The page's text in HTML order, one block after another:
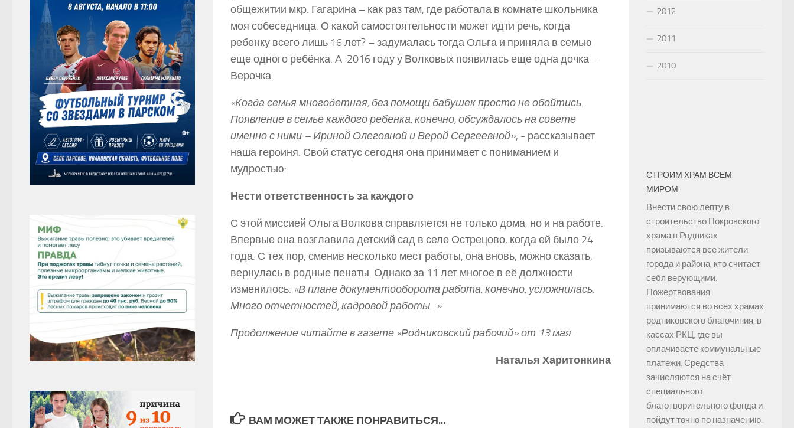
общежитии мкр. Гагарина – как раз там, где работала в комнате школьника
моя собеседница. О какой самостоятельности может идти речь, когда
ребенку всего лишь 16 лет? – задумалась тогда Ольга и приняла в семью
еще одного ребёнка. А 2016 году у Волковых появилась еще одна дочка –
Верочка.
«Когда семья многодетная, без помощи бабушек просто не обойтись.
Появление в семье каждого ребенка, конечно, обсуждалось на совете
именно с ними – Ириной Олеговной и Верой Сергеевной», ­- рассказывает
наша героиня. Свой статус сегодня она принимает с пониманием и
мудростью:
Нести ответственностьза каждого
С этой миссией Ольга Волкова справляется не только дома, но и на работе.
Впервые она возглавила детский сад в селе Острецово, когда ей было 24
года. С тех пор, сменив несколько мест работы, она вновь, можно сказать,
вернулась в родные пенаты. Однако за 11 лет многое в её должности
изменилось: «В плане документооборота работа, конечно, усложнилась.
Много отчетностей, кадровой работы...»
Продолжение читайте в газете «Родниковский рабочий» от 13 мая.
Наталья Харитонкина
ВАМ МОЖЕТ ТАКЖЕ ПОНРАВИТЬСЯ...
2012
2011
2010
СТРОИМ ХРАМ ВСЕМ
МИРОМ
Внести свою лепту в
строительство Покровского
храма в Родниках
призываются все жители
города и района, кто считает
себя верующими.
Пожертвования
принимаются во всех храмах
родниковского благочиния, в
кассах РКЦ, где вы
оплачиваете коммунальные
платежи. Средства
зачисляются на счёт
специального
благотворительного фонда и
пойдут точно по назначению.